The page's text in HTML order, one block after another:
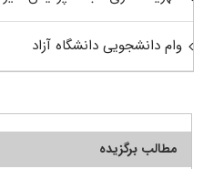
وام دانشجویی دانشگاه آزاد
مطالب برگزیده